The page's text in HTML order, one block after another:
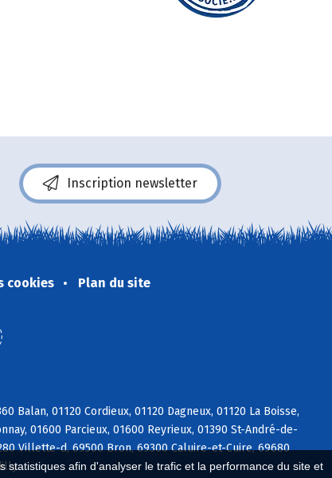
afin d'analyser le trafic et la performance du site et
Inscription newsletter
cookies Plan du site
Balan, 01120 Cordieux, 01120 Dagneux, 01120 La Boisse,
01600 Parcieux, 01600 Reyrieux, 01390 St-André-de-
Villette-d, 69500 Bron, 69300 Caluire-et-Cuire, 69680